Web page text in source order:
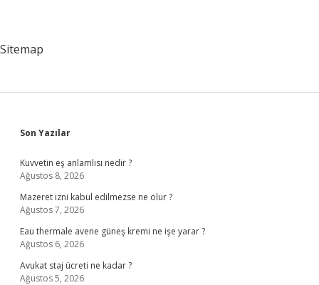
Sitemap
Sidebar
Son Yazılar
Kuvvetin eş anlamlısı nedir ?
Ağustos 8, 2026
Mazeret izni kabul edilmezse ne olur ?
Ağustos 7, 2026
Eau thermale avene güneş kremi ne işe yarar ?
Ağustos 6, 2026
Avukat staj ücreti ne kadar ?
Ağustos 5, 2026